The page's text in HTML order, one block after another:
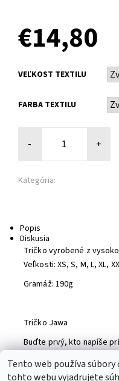
€14,80
VEĽKOST TEXTILU
FARBA TEXTILU
- +
Kategória:
Popis
Diskusia
Tričko vyrobené z
Veľkosti: XS, S, M, L, XL,
Gramáž: 190g
Tričko Jawa
Buďte prvý, kto napíše
Pridať komentár
Tento web používa
tohto webu vyjadrujete